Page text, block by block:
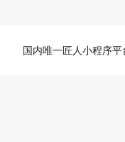
国内唯一匠人小程序平